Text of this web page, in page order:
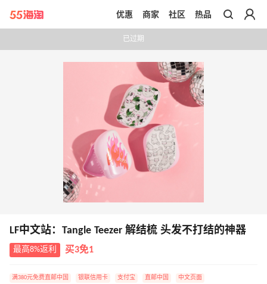
带你去官网买正品
优惠 商家 社区 热品
已过期
LF中文站：Tangle Teezer 解结梳 头发不打结的神器
最高8%返利 买3免1
满380元免费直邮中国 银联信用卡 支付宝 直邮中国 中文页面